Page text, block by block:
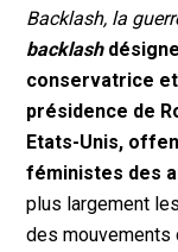
Backlash, la
backlash
conservatrice
présidence de
Etats-Unis,
féministes des
plus largement
des mouvements